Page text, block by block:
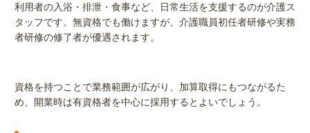
利用者の入浴・排泄・食事など、日常生活を支援するのが介護ス
タッフです。無資格でも働けますが、介護職員初任者研修や実務
者研修の修了者が優遇されます。
資格を持つことで業務範囲が広がり、加算取得にもつながるた
め、開業時は有資格者を中心に採用するとよいでしょう。